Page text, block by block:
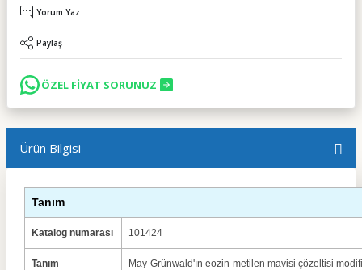
Yorum Yaz
Paylaş
ÖZEL FİYAT SORUNUZ
Ürün Bilgisi
Tanım
Katalog numarası 101424
Tanım May-Grünwald'ın eozin-metilen mavisi çözeltisi